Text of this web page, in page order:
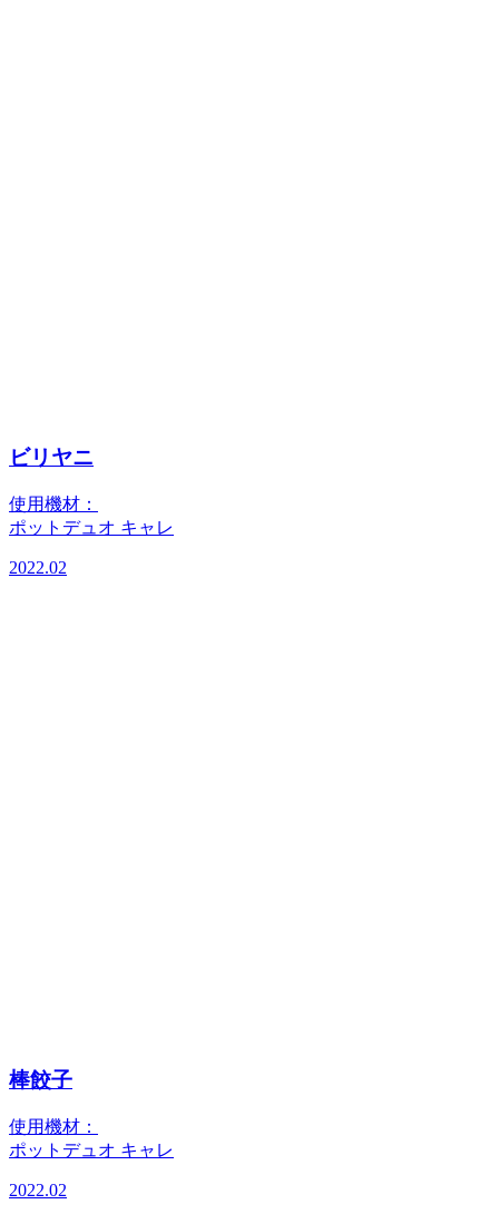
ビリヤニ
使用機材：
ポットデュオ キャレ
2022.02
棒餃子
使用機材：
ポットデュオ キャレ
2022.02